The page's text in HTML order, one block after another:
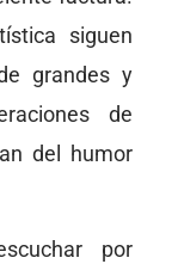
siguen
grandes y
de
del humor
por